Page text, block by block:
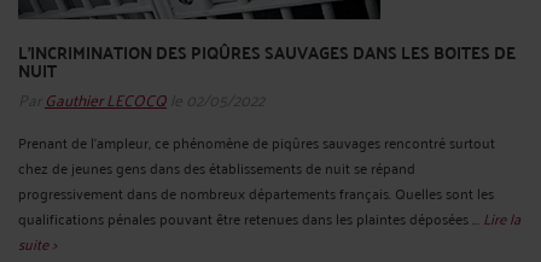
L'INCRIMINATION DES PIQÛRES SAUVAGES DANS LES BOITES DE
NUIT
Par Gauthier LECOCQ le 02/05/2022
Prenant de l’ampleur, ce phénomène de piqûres sauvages rencontré surtout
chez de jeunes gens dans des établissements de nuit se répand
progressivement dans de nombreux départements français. Quelles sont les
qualifications pénales pouvant être retenues dans les plaintes déposées ... Lire la
suite >